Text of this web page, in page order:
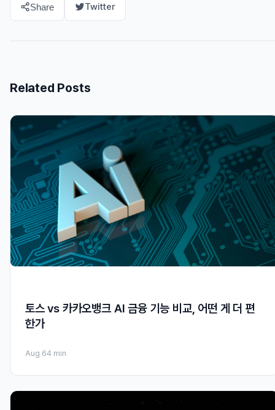
Share Twitter
Related Posts
토스 vs 카카오뱅크 AI 금융 기능 비교, 어떤 게 더 편
한가
Aug 64 min